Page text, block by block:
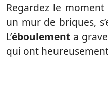
Regardez le
un mur de briques,
L’éboulement a
qui ont